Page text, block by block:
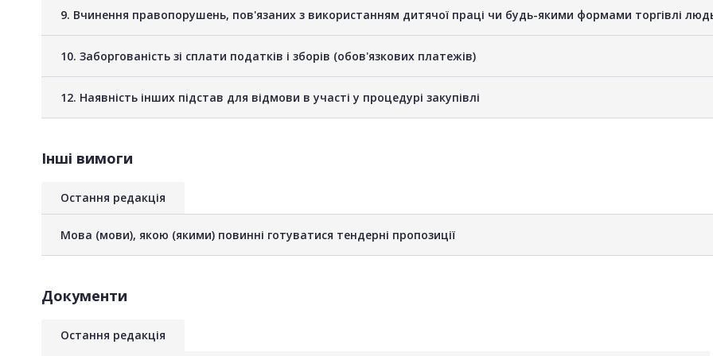
9. Вчинення правопорушень, пов'язаних з використанням дитячої праці чи будь-якими формами торгівлі
10. Заборгованість зі сплати податків і зборів (обов'язкових платежів)
12. Наявність інших підстав для відмови в участі у процедурі закупівлі
Інші вимоги
Остання редакція
Мова (мови), якою (якими) повинні готуватися тендерні пропозиції
Документи
Остання редакція